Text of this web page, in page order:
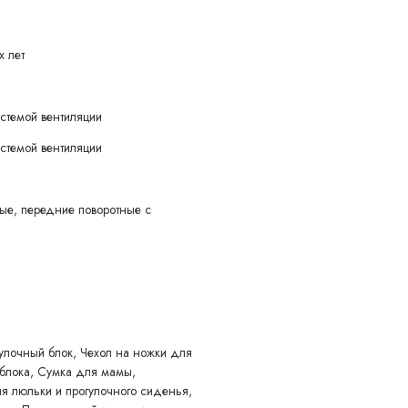
покупателя вносить изменения в конструкцию,
его свойств.
лет
вентиляции
вентиляции
передние поворотные с
блок, Чехол на ножки для
блока, Сумка для мамы,
и прогулочного сиденья,